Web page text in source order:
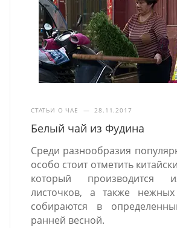
СТАТЬИ О ЧАЕ — 28.11.2017
Белый чай из Фудина
Среди разнообразия
особо стоит отметить
который производится
листочков, а также
собираются в
ранней весной.